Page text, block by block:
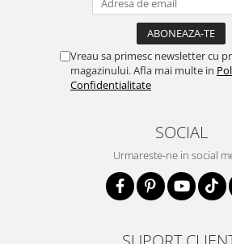
Vreau sa primesc newsletter cu
magazinului. Afla mai multe in
Confidentialitate
SOCIAL
Urmareste-ne in social